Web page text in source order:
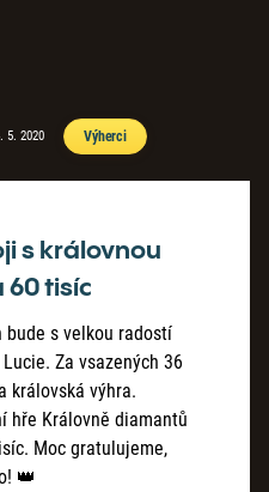
5. 2020 Výherci
s královnou
tisíc
bude s velkou radostí
Za vsazených 36
královská výhra.
hře Královně diamantů
Moc gratulujeme,
👑